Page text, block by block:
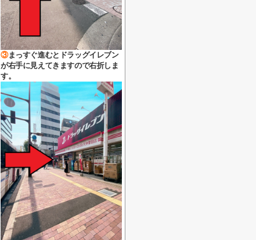
③まっすぐ進むとドラッグイレブン
が右手に見えてきますので右折しま
す。